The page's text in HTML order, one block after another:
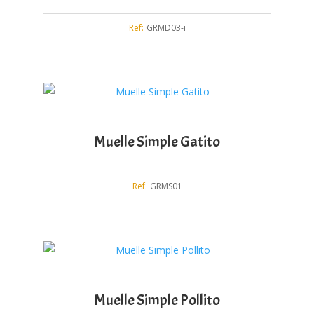
Ref: GRMD03-i
Muelle Simple Gatito
Ref: GRMS01
Muelle Simple Pollito